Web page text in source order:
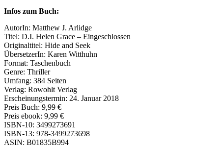
Infos zum Buch:
AutorIn: Matthew J. Arlidge
Titel: D.I. Helen Grace – Eingeschlossen
Originaltitel: Hide and Seek
ÜbersetzerIn: Karen Witthuhn
Format: Taschenbuch
Genre: Thriller
Umfang: 384 Seiten
Verlag: Rowohlt Verlag
Erscheinungstermin: 24. Januar 2018
Preis Buch: 9,99 €
Preis ebook: 9,99 €
ISBN-10: 3499273691
ISBN-13: 978-3499273698
ASIN: B01835B994